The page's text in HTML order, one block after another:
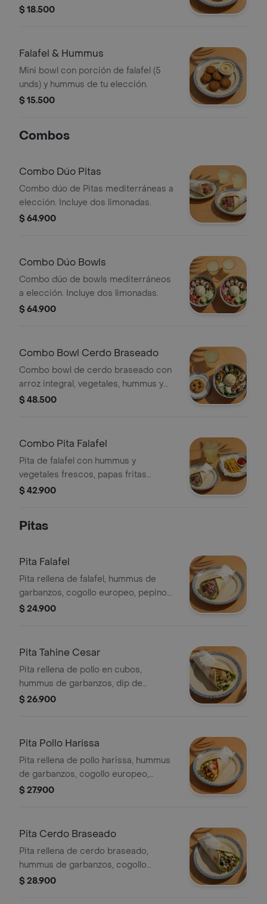
hummus de tu elección.
$ 18.500
Falafel & Hummus
Mini bowl con porción de falafel (5
unds) y hummus de tu elección.
$ 15.500
Combos
Combo Dúo Pitas
Combo dúo de Pitas mediterráneas a
elección. Incluye dos limonadas.
$ 64.900
Combo Dúo Bowls
Combo dúo de bowls mediterráneos
a elección. Incluye dos limonadas.
$ 64.900
Combo Bowl Cerdo Braseado
Combo bowl de cerdo braseado con
arroz integral, vegetales, hummus y
vinagreta libanesa. Incluye galleta
$ 48.500
Combo Pita Falafel
Pita de falafel con hummus y
vegetales frescos, papas fritas
sazonadas y bebida a elección.
$ 42.900
Pitas
Pita Falafel
Pita rellena de falafel, hummus de
garbanzos, cogollo europeo, pepino
cohombro, tomate y cebolla encurtida
$ 24.900
Pita Tahine Cesar
Pita rellena de pollo en cubos,
hummus de garbanzos, dip de
berenjena, cogollo europeo, Crutones
$ 26.900
Pita Pollo Harissa
Pita rellena de pollo harissa, hummus
de garbanzos, cogollo europeo,
aguacate, tomate, queso feta y papas
$ 27.900
Pita Cerdo Braseado
Pita rellena de cerdo braseado,
hummus de garbanzos, cogollo
europeo, pepino cohombro, brócoli
$ 28.900